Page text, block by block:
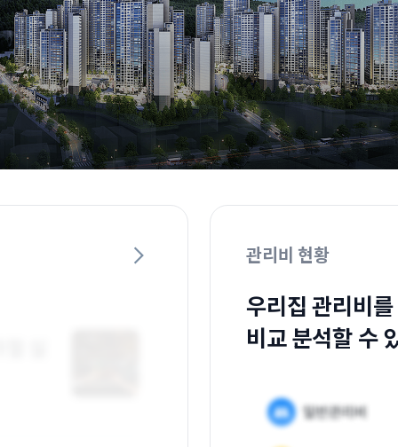
관리비 현황
우리집 관리비
비교 분석할 수